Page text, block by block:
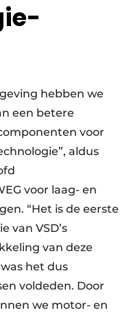
hebben we
een betere
voor
aldus
voor laag- en
“Het is de eerste
van VSD’s
van deze
het dus
voldeden. Door
we motor- en